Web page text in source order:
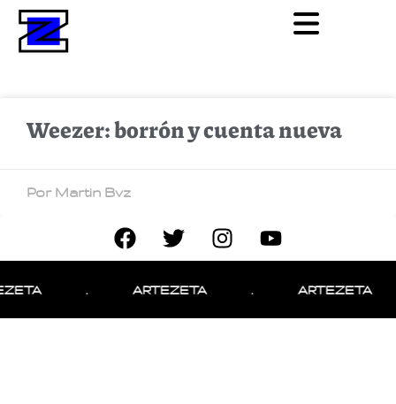
Weezer: borrón y cuenta nueva
Por Martin Bvz
ARTEZETA ARTEZETA